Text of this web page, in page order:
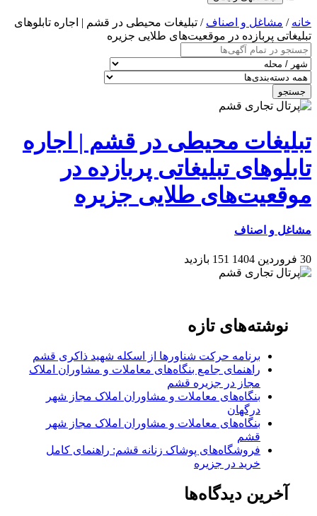
خانه / مشاغل و اصناف / تبلیغات محیطی در قشم | اجاره تابلوهای
تبلیغاتی پربازده در موقعیت‌های طلایی جزیره
جستجو
تبلیغات محیطی در قشم | اجاره
تابلوهای تبلیغاتی پربازده در
موقعیت‌های طلایی جزیره
مشاغل و اصناف
30 فروردین 1404 151 بازدید
نوشته‌های تازه
برنامه حرکت شناورها از اسکله شهید ذاکری قشم
راهنمای جامع بنگاه‌های معاملات و مشاوران املاک
مجاز در جزیره قشم
بنگاه‌های معاملات و مشاوران املاک مجاز شهر
درگهان
بنگاه‌های معاملات و مشاوران املاک مجاز شهر
قشم
فروشگاه‌های پوشاک زنانه قشم: راهنمای کامل
خرید در جزیره
آخرین دیدگاه‌ها